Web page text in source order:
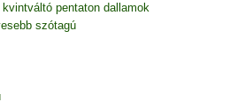
pentaton dallamok
szótagú